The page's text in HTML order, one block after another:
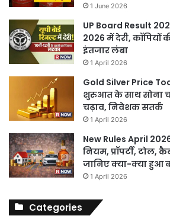
1 June 2026
UP Board Result
2026 में देरी, कॉपियों
इंतजार लंबा
1 April 2026
Gold Silver Price
शुरुआत के साथ सोना
चढ़ाव, निवेशक सतर्क
1 April 2026
New Rules April
नियम, प्रॉपर्टी, टोल,
जानिए क्या-क्या हुआ
1 April 2026
Categories